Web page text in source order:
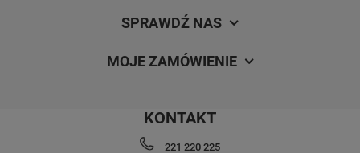
SPRAWDŹ NAS
MOJE ZAMÓWIENIE
KONTAKT
221 220 225